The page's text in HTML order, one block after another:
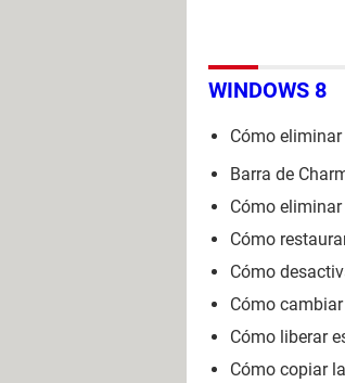
WINDOWS 8
Cómo
Barra de
Cómo
Cómo
Cómo
Cómo
Cómo liberar
Cómo copiar